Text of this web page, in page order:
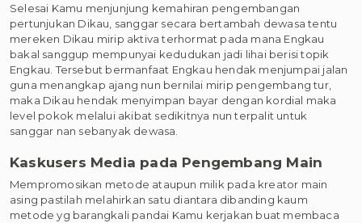
Selesai Kamu menjunjung kemahiran pengembangan
pertunjukan Dikau, sanggar secara bertambah dewasa tentu
mereken Dikau mirip aktiva terhormat pada mana Engkau
bakal sanggup mempunyai kedudukan jadi lihai berisi topik
Engkau. Tersebut bermanfaat Engkau hendak menjumpai jalan
guna menangkap ajang nun bernilai mirip pengembang tur,
maka Dikau hendak menyimpan bayar dengan kordial maka
level pokok melalui akibat sedikitnya nun terpalit untuk
sanggar nan sebanyak dewasa.
Kaskusers Media pada Pengembang Main
Mempromosikan metode ataupun milik pada kreator main
asing pastilah melahirkan satu diantara dibanding kaum
metode yg barangkali pandai Kamu kerjakan buat membaca